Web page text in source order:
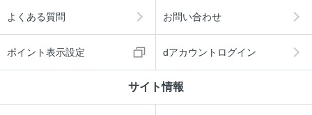
よくある質問 お問い合わせ
ポイント表示設定 dアカウントログイン
サイト情報